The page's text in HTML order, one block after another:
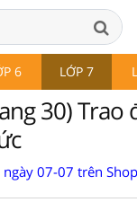
6 LỚP 7
30)
ngày 07-07 trên